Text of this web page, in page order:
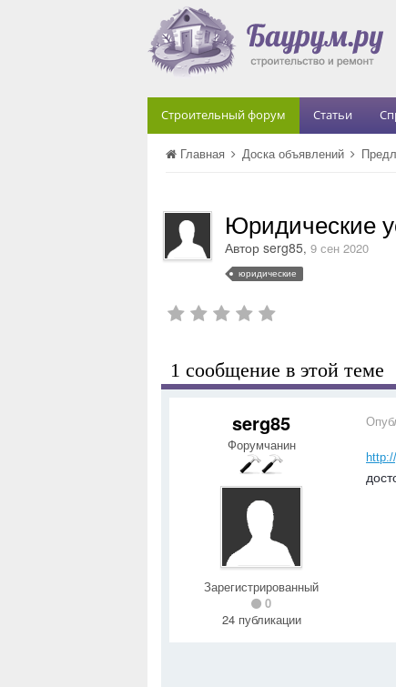
Строительный форум Статьи
Главная Доска объявлений
Юридические
Автор serg85, 9 сен 2020
юридические
1 сообщение в этой теме
serg85
Форумчанин
Зарегистрированный
0
24 публикации